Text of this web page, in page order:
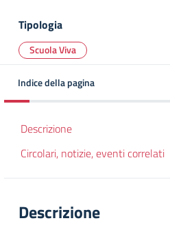
Tipologia
Scuola Viva
Indice della pagina
Descrizione
Circolari, notizie, eventi correlati
Descrizione